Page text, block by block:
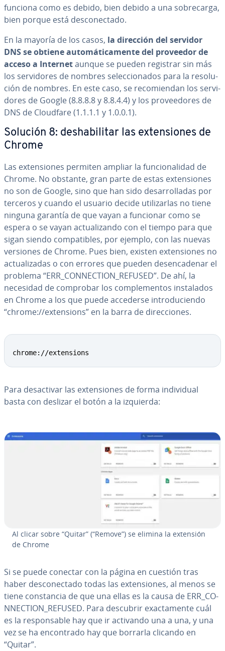
funciona como es debido, bien debido a una so­bre­ca­r­ga,
bien porque está de­s­co­ne­c­ta­do.
En la mayoría de los casos, la dirección del servidor
DNS se obtiene au­to­má­ti­ca­me­n­te del proveedor de
acceso a Internetaunque se pueden registrar sin más
los se­r­vi­do­res de nombres se­le­c­cio­na­dos para la re­so­lu­
ción de nombres. En este caso, se re­co­mie­n­dan los se­r­vi­
do­res de Google (8.8.8.8 y 8.8.4.4) y los pro­vee­do­res de
DNS de Cloudfare (1.1.1.1 y 1.0.0.1).
Solución 8: des­ha­bi­li­tar las ex­te­n­sio­nes de
Chrome
Las ex­te­n­sio­nes permiten ampliar la fu­n­cio­na­li­dad de
Chrome. No obstante, gran parte de estas ex­te­n­sio­nes
no son de Google, sino que han sido de­sa­rro­lla­das por
terceros y cuando el usuario decide uti­li­zar­las no tiene
ninguna garantía de que vayan a funcionar como se
espera o se vayan ac­tua­li­za­n­do con el tiempo para que
sigan siendo co­m­pa­ti­bles, por ejemplo, con las nuevas
versiones de Chrome. Pues bien, existen ex­te­n­sio­nes no
ac­tua­li­za­das o con errores que pueden des­en­ca­de­nar el
problema “ERR_CO­N­NE­C­TION_REFUSED”. De ahí, la
necesidad de comprobar los co­m­ple­me­n­tos in­s­ta­la­dos
en Chrome a los que puede accederse in­tro­du­cie­n­do
“chrome://ex­te­n­sio­ns” en la barra de di­re­c­cio­nes.
chrome://extensions
Para des­ac­ti­var las ex­te­n­sio­nes de forma in­di­vi­dual
basta con deslizar el botón a la izquierda:
Al clicar sobre “Quitar” (“Remove”) se elimina la extensión
de Chrome
Si se puede conectar con la página en cuestión tras
haber de­s­co­ne­c­ta­do todas las ex­te­n­sio­nes, al menos se
tiene co­n­s­ta­n­cia de que una ellas es la causa de ERR_CO­
N­NE­C­TION_REFUSED. Para descubrir exac­ta­me­n­te cuál
es la re­s­po­n­sa­ble hay que ir activando una a una, y una
vez se ha en­co­n­tra­do hay que borrarla clicando en
“Quitar”.